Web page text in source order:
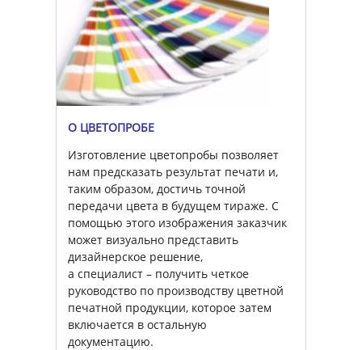
О ЦВЕТОПРОБЕ
Изготовление цветопробы позволяет
нам предсказать результат печати и,
таким образом, достичь точной
передачи цвета в будущем тираже. С
помощью этого изображения заказчик
может визуально представить
дизайнерское решение,
а специалист – получить четкое
руководство по производству цветной
печатной продукции, которое затем
включается в остальную
документацию.